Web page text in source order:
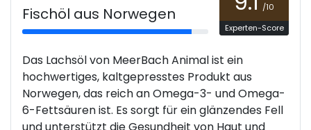
Fischöl aus Norwegen
/10
Experten-Score
Das Lachsöl von MeerBach Animal ist ein
hochwertiges, kaltgepresstes Produkt aus
Norwegen, das reich an Omega-3- und Omega-
6-Fettsäuren ist. Es sorgt für ein glänzendes Fell